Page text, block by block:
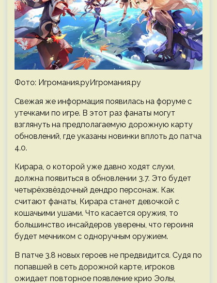
Фото: Игромания.руИгромания.ру
Свежая же информация появилась на форуме с
утечками по игре. В этот раз фанаты могут
взглянуть на предполагаемую дорожную карту
обновлений, где указаны новинки вплоть до патча
4.0.
Кирара, о которой уже давно ходят слухи,
должна появиться в обновлении 3.7. Это будет
четырёхзвёздочный дендро персонаж. Как
считают фанаты, Кирара станет девочкой с
кошачьими ушами. Что касается оружия, то
большинство инсайдеров уверены, что героиня
будет мечником с одноручным оружием.
В патче 3.8 новых героев не предвидится. Судя по
попавшей в сеть дорожной карте, игроков
ожидает повторное появление крио Эолы,